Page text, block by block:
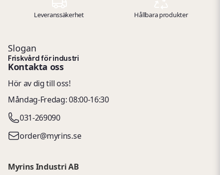
Leveranssäkerhet Hållbara produkter
Slogan
Friskvård för industri
Kontakta oss
Hör av dig till oss!
Måndag-Fredag: 08:00-16:30
031-269090
order@myrins.se
Myrins Industri AB